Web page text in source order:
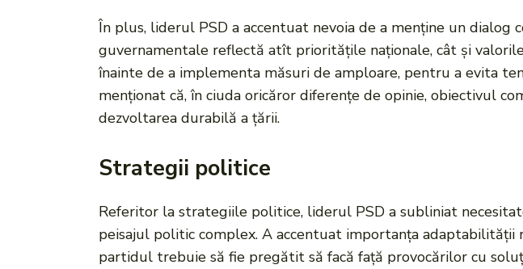
În plus, liderul PSD a accentuat nevoia de a menține un
guvernamentale reflectă atît prioritățile naționale, cât și
înainte de a implementa măsuri de amploare, pentru a evita
menționat că, în ciuda oricăror diferențe de opinie, obiectivul
dezvoltarea durabilă a țării.
Strategii politice
Referitor la strategiile politice, liderul PSD a subliniat
peisajul politic complex. A accentuat importanța
partidul trebuie să fie pregătit să facă față provocărilor cu